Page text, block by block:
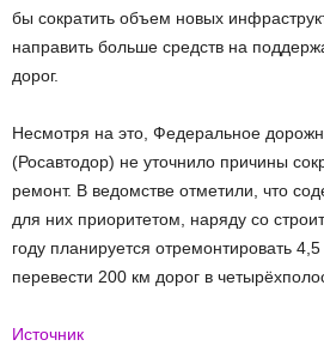
бы сократить объем новых
направить больше средств на
дорог.
Несмотря на это, Федеральное
(Росавтодор) не уточнило причины
ремонт. В ведомстве отметили, что
для них приоритетом, наряду со
году планируется отремонтировать
перевести 200 км дорог в
Источник